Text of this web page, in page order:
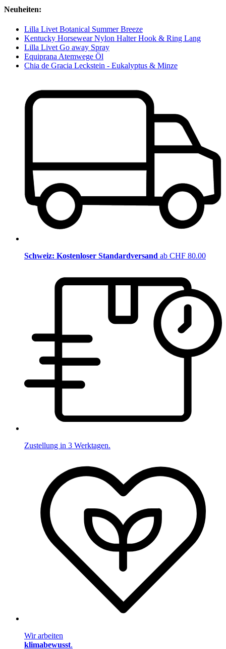
Neuheiten:
Lilla Livet Botanical Summer Breeze
Kentucky Horsewear Nylon Halter Hook & Ring Lang
Lilla Livet Go away Spray
Equiprana Atemwege Öl
Chia de Gracia Leckstein - Eukalyptus & Minze
Schweiz: Kostenloser Standardversand ab CHF 80.00
Zustellung in 3 Werktagen.
Wir arbeiten
klimabewusst.